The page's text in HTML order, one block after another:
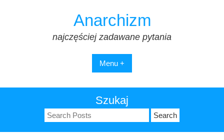
Anarchizm
najczęściej zadawane pytania
Menu +
Szukaj
Search
for: